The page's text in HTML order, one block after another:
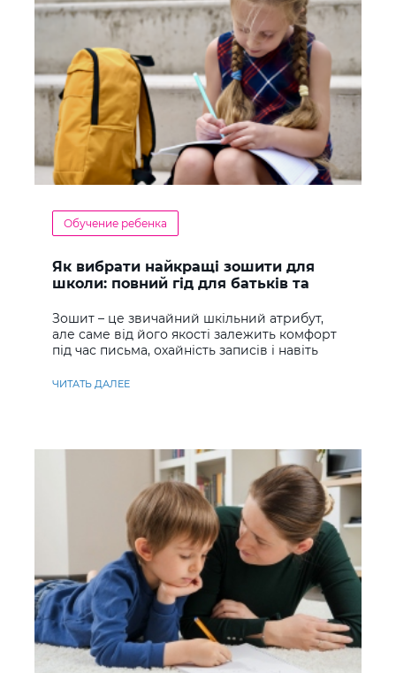
Обучение ребенка
Як вибрати найкращі зошити для
школи: повний гід для батьків та
Зошит – це звичайний шкільний атрибут,
але саме від його якості залежить комфорт
під час письма, охайність записів і навіть
ЧИТАТЬ ДАЛЕЕ